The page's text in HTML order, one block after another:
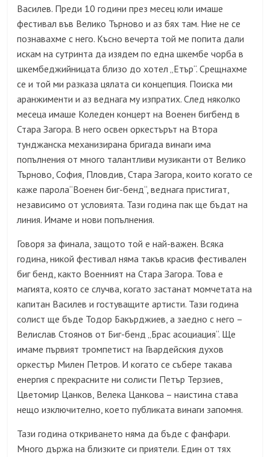
Василев. Преди 10 години през месец юли имаше
фестивал във Велико Търново и аз бях там. Ние не се
познавахме с него. Късно вечерта той ме попита дали
искам на сутринта да изядем по една шкембе чорба в
шкембеджийницата близо до хотел „Етър“. Срещнахме
се и той ми разказа цялата си концепция. Поиска ми
аранжименти и аз веднага му изпратих. След няколко
месеца имаше Коледен концерт на Военен бигбенд в
Стара Загора. В него освен оркестърът на Втора
тунджанска механизирана бригада винаги има
попълнения от много талантливи музиканти от Велико
Търново, София, Пловдив, Стара Загора, които когато се
каже парола“Военен биг-бенд“, веднага пристигат,
независимо от условията. Тази година пак ще бъдат на
линия. Имаме и нови попълнения.
Говоря за финала, защото той е най-важен. Всяка
година, никой фестивал няма такъв красив фестивален
биг бенд, както Военният на Стара Загора. Това е
магията, която се случва, когато застанат момчетата на
капитан Василев и гостуващите артисти. Тази година
солист ще бъде Тодор Бакърджиев, а заедно с него –
Велислав Стоянов от Биг-бенд „Брас асоциация“. Ще
имаме първият тромпетист на Гвардейския духов
оркестър Милен Петров. И когато се събере такава
енергия с прекрасните ни солисти Петър Терзиев,
Цветомир Цанков, Велека Цанкова – наистина става
нещо изключително, което публиката винаги запомня.
Тази година откриването няма да бъде с фанфари.
Много държа на близките си приятели. Един от тях